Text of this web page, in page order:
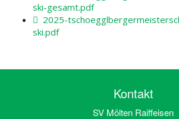
ski-gesamt.pdf
2025-
ski.pdf
Kontakt
SV Mölten Raiffeisen